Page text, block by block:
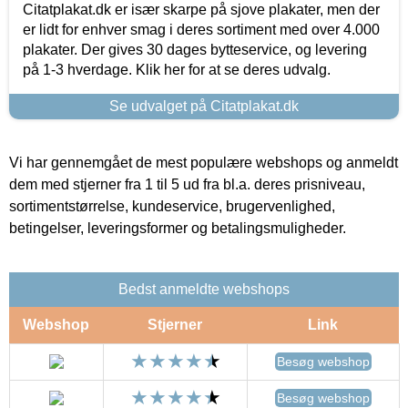
Citatplakat.dk er især skarpe på sjove plakater, men der
er lidt for enhver smag i deres sortiment med over 4.000
plakater. Der gives 30 dages bytteservice, og levering
på 1-3 hverdage. Klik her for at se deres udvalg.
Se udvalget på Citatplakat.dk
Vi har gennemgået de mest populære webshops og anmeldt
dem med stjerner fra 1 til 5 ud fra bl.a. deres prisniveau,
sortimentstørrelse, kundeservice, brugervenlighed,
betingelser, leveringsformer og betalingsmuligheder.
Bedst anmeldte webshops
Webshop Stjerner Link
Besøg webshop
Besøg webshop